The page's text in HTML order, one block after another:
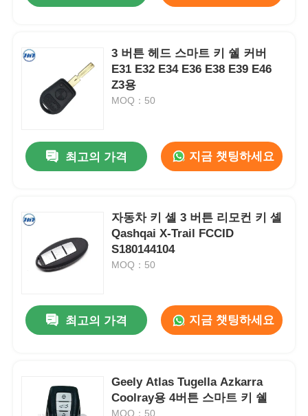
제품 소개
동영상
회사 소개
품질 관리
뉴스
자동차 키
3 버튼 헤드 스마트 키 쉘 커버
E31 E32 E34 E36 E38 E39 E46
Z3용
MOQ：50
최고의 가격 지금 챗팅하세요
자동차 키 셸 3 버튼 리모컨 키 셸
Qashqai X-Trail FCCID
S180144104
MOQ：50
최고의 가격 지금 챗팅하세요
Geely Atlas Tugella Azkarra
Coolray용 4버튼 스마트 키 쉘
MOQ：50